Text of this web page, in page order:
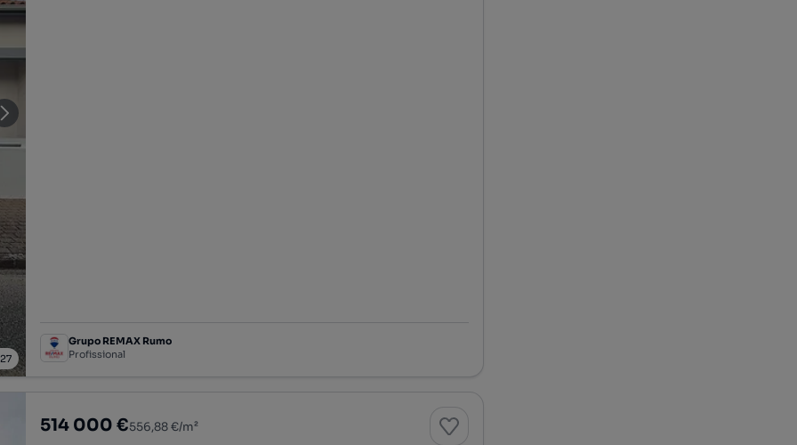
27
Grupo REMAX Rumo
Profissional
514 000 €556,88 €/m²